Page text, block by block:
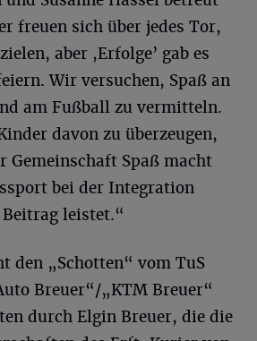
freuen sich über jedes Tor,
aber ,Erfolge’ gab es
Wir versuchen, Spaß an
am Fußball zu vermitteln.
davon zu überzeugen,
Gemeinschaft Spaß macht
bei der Integration
leistet.“
den „Schotten“ vom TuS
Breuer“/„KTM Breuer“
durch Elgin Breuer, die die